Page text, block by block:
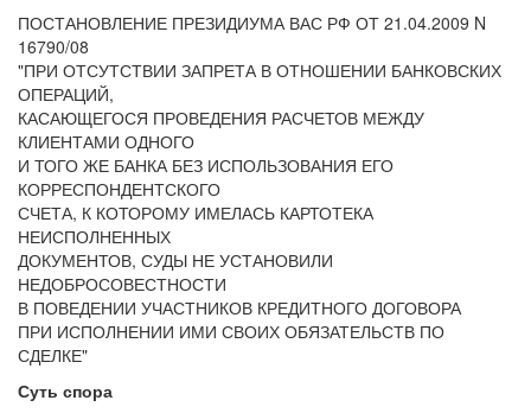
ПОСТАНОВЛЕНИЕ ПРЕЗИДИУМА ВАС РФ ОТ 21.04.2009 N
16790/08
"ПРИ ОТСУТСТВИИ ЗАПРЕТА В ОТНОШЕНИИ БАНКОВСКИХ
ОПЕРАЦИЙ,
КАСАЮЩЕГОСЯ ПРОВЕДЕНИЯ РАСЧЕТОВ МЕЖДУ
КЛИЕНТАМИ ОДНОГО
И ТОГО ЖЕ БАНКА БЕЗ ИСПОЛЬЗОВАНИЯ ЕГО
КОРРЕСПОНДЕНТСКОГО
СЧЕТА, К КОТОРОМУ ИМЕЛАСЬ КАРТОТЕКА
НЕИСПОЛНЕННЫХ
ДОКУМЕНТОВ, СУДЫ НЕ УСТАНОВИЛИ
НЕДОБРОСОВЕСТНОСТИ
В ПОВЕДЕНИИ УЧАСТНИКОВ КРЕДИТНОГО ДОГОВОРА
ПРИ ИСПОЛНЕНИИ ИМИ СВОИХ ОБЯЗАТЕЛЬСТВ ПО
СДЕЛКЕ"
Суть спора